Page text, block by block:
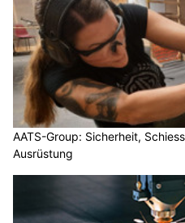
AATS-Group: Sicherheit,
Ausrüstung